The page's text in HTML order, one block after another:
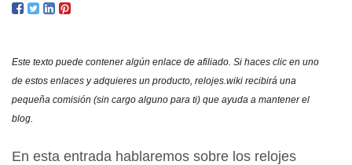
Este texto puede contener algún enlace de afiliado. Si haces clic en uno
de estos enlaces y adquieres un producto, relojes.wiki recibirá una
pequeña comisión (sin cargo alguno para ti) que ayuda a mantener el
blog.
En esta entrada hablaremos sobre los relojes